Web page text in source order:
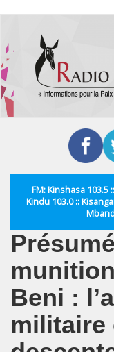
contenu
principal
FM: Kinshasa 103.5
Kindu 103.0 ::
Beni :
militaire